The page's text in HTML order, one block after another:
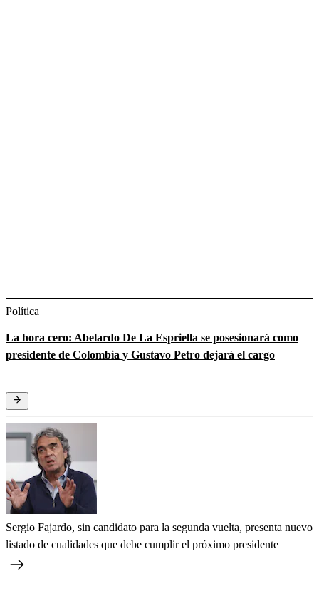
Política
La hora cero: Abelardo De La Espriella se posesionará como
presidente de Colombia y Gustavo Petro dejará el cargo
Sergio Fajardo, sin candidato para la segunda vuelta, presenta nuevo
listado de cualidades que debe cumplir el próximo presidente